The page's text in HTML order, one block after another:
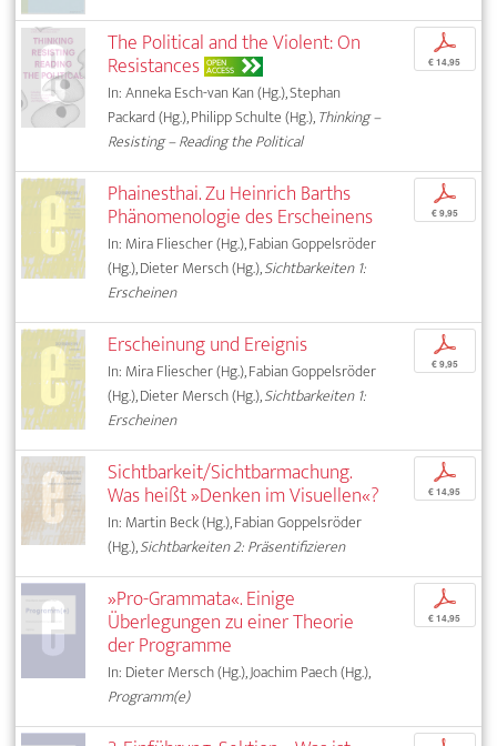
The Political and the Violent: On
Resistances OPEN
ACCESS
In: Anneka Esch-van Kan (Hg.), Stephan
Packard (Hg.), Philipp Schulte (Hg.),Thinking –
Resisting – Reading the Political
p
€ 14,95
Phainesthai. Zu Heinrich Barths
Phänomenologie des Erscheinens
In: Mira Fliescher (Hg.), Fabian Goppelsröder
(Hg.), Dieter Mersch (Hg.),Sichtbarkeiten 1:
Erscheinen
p
€ 9,95
Erscheinung und Ereignis
In: Mira Fliescher (Hg.), Fabian Goppelsröder
(Hg.), Dieter Mersch (Hg.),Sichtbarkeiten 1:
Erscheinen
p
€ 9,95
Sichtbarkeit/Sichtbarmachung.
Was heißt »Denken im Visuellen«?
In: Martin Beck (Hg.), Fabian Goppelsröder
(Hg.),Sichtbarkeiten 2: Präsentifizieren
p
€ 14,95
»Pro-Grammata«. Einige
Überlegungen zu einer Theorie
der Programme
In: Dieter Mersch (Hg.), Joachim Paech (Hg.),
Programm(e)
p
€ 14,95